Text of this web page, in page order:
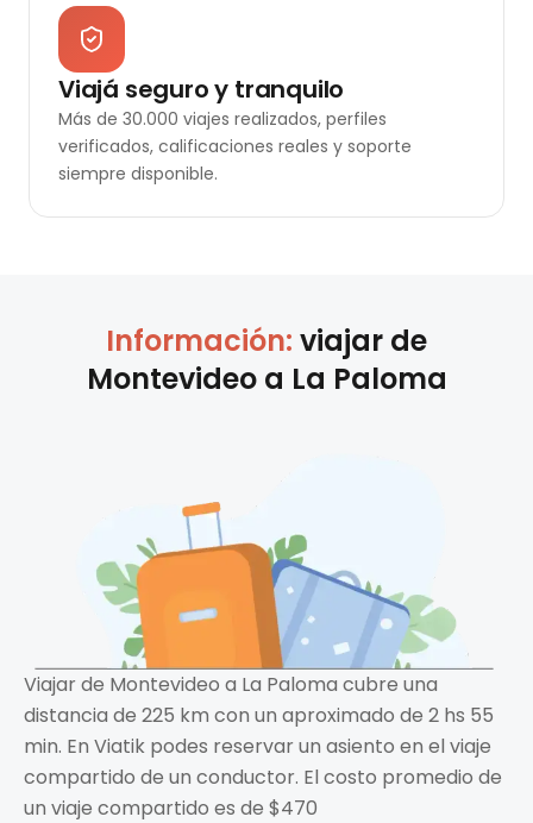
Viajá seguro y tranquilo
Más de 30.000 viajes realizados, perfiles
verificados, calificaciones reales y soporte
siempre disponible.
Información: viajar de
Montevideoa La Paloma
Viajar de Montevideo a La Paloma cubre una
distancia de 225 km con un aproximado de 2 hs 55
min. En Viatik podes reservar un asiento en el viaje
compartido de un conductor. El costo promedio de
un viaje compartido es de $470